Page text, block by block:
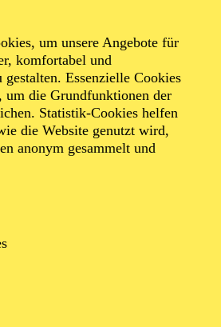
um unsere Angebote für
komfortabel und
Essenzielle Cookies
um die Grundfunktionen der
Statistik-Cookies helfen
die Website genutzt wird,
anonym gesammelt und
sieht so
aus